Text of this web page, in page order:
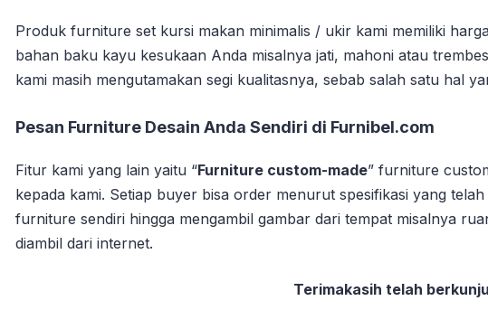
Produk furniture set kursi makan minimalis / ukir kami memiliki
bahan baku kayu kesukaan Anda misalnya jati, mahoni atau
kami masih mengutamakan segi kualitasnya, sebab salah satu hal
Pesan Furniture Desain Anda Sendiri di Furnibel.com
Fitur kami yang lain yaitu “Furniture custom-made” furniture
kepada kami. Setiap buyer bisa order menurut spesifikasi yang
furniture sendiri hingga mengambil gambar dari tempat misalnya
diambil dari internet.
Terimakasih telah